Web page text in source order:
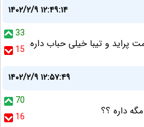
۱۴۰۲/۲/۹ ۱۲:۴۹:۱۴
33
15 پراید و تیبا خیلی حباب داره
۱۴۰۲/۲/۹ ۱۲:۵۷:۴۹
70
16